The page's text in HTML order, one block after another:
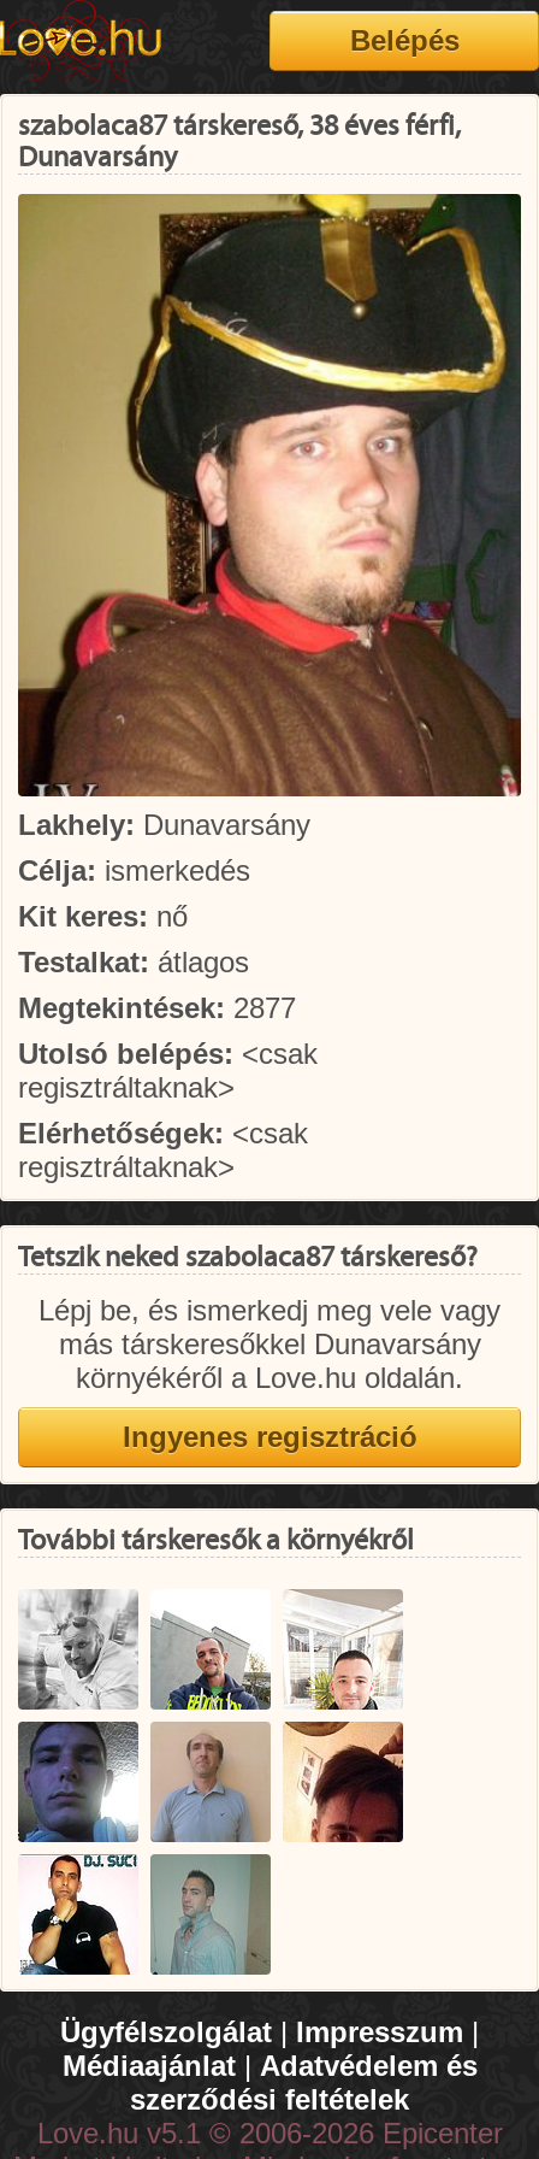
szabolaca87 társkereső, 38 éves férfi,
Dunavarsány
Lakhely: Dunavarsány
Célja: ismerkedés
Kit keres: nő
Testalkat: átlagos
Megtekintések: 2877
Utolsó belépés: <csak
regisztráltaknak>
Elérhetőségek: <csak
regisztráltaknak>
Tetszik neked szabolaca87 társkereső?
Lépj be, és ismerkedj meg vele vagy
más társkeresőkkel Dunavarsány
környékéről a Love.hu oldalán.
További társkeresők a környékről
Ügyfélszolgálat | Impresszum |
Médiaajánlat| Adatvédelem és
szerződési feltételek
Love.hu v5.1 © 2006-2026 Epicenter